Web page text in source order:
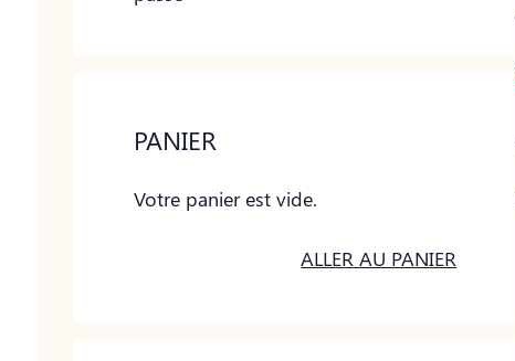
PANIER
Votre panier est vide.
ALLER AU PANIER